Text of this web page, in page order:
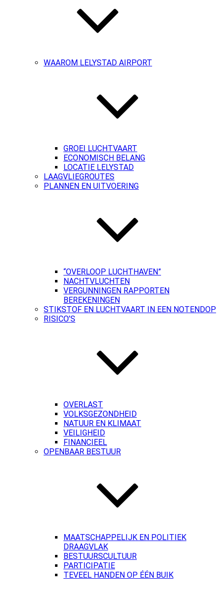
WAAROM LELYSTAD AIRPORT
GROEI LUCHTVAART
ECONOMISCH BELANG
LOCATIE LELYSTAD
LAAGVLIEGROUTES
PLANNEN EN UITVOERING
“OVERLOOP LUCHTHAVEN”
NACHTVLUCHTEN
VERGUNNINGEN RAPPORTEN
BEREKENINGEN
STIKSTOF EN LUCHTVAART IN EEN NOTENDOP
RISICO’S
OVERLAST
VOLKSGEZONDHEID
NATUUR EN KLIMAAT
VEILIGHEID
FINANCIEEL
OPENBAAR BESTUUR
MAATSCHAPPELIJK EN POLITIEK
DRAAGVLAK
BESTUURSCULTUUR
PARTICIPATIE
TEVEEL HANDEN OP ÉÉN BUIK